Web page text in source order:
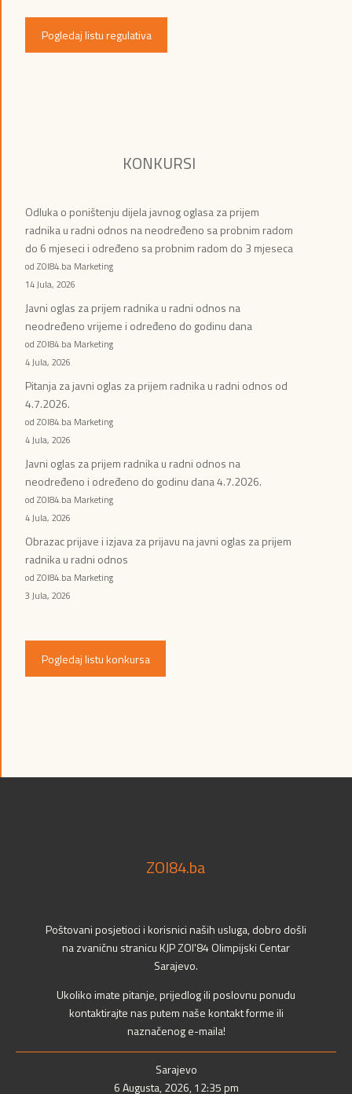
Pogledaj listu regulativa
KONKURSI
Odluka o poništenju dijela javnog oglasa za prijem
radnika u radni odnos na neodređeno sa probnim radom
do 6 mjeseci i određeno sa probnim radom do 3 mjeseca
od ZOI84.ba Marketing
14 Jula, 2026
Javni oglas za prijem radnika u radni odnos na
neodređeno vrijeme i određeno do godinu dana
od ZOI84.ba Marketing
4 Jula, 2026
Pitanja za javni oglas za prijem radnika u radni odnos od
4.7.2026.
od ZOI84.ba Marketing
4 Jula, 2026
Javni oglas za prijem radnika u radni odnos na
neodređeno i određeno do godinu dana 4.7.2026.
od ZOI84.ba Marketing
4 Jula, 2026
Obrazac prijave i izjava za prijavu na javni oglas za prijem
radnika u radni odnos
od ZOI84.ba Marketing
3 Jula, 2026
Pogledaj listu konkursa
ZOI84.ba
Poštovani posjetioci i korisnici naših usluga, dobro došli
na zvaničnu stranicu KJP ZOI'84 Olimpijski Centar
Sarajevo.
Ukoliko imate pitanje, prijedlog ili poslovnu ponudu
kontaktirajte nas putem naše kontakt forme ili
naznačenog e-maila!
Sarajevo
6 Augusta, 2026, 12:35 pm